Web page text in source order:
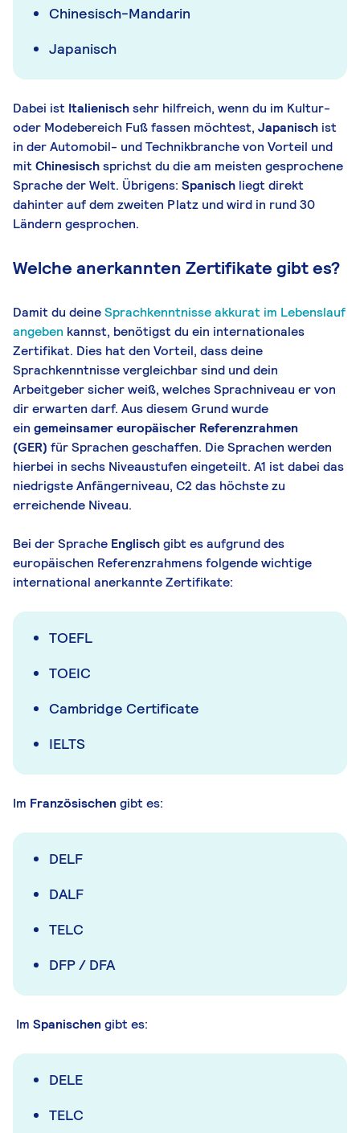
Chinesisch-Mandarin
Japanisch
Dabei ist Italienischsehr hilfreich, wenn du im Kultur-
oder Modebereich Fuß fassen möchtest, Japanisch ist
in der Automobil- und Technikbranche von Vorteil und
mitChinesischsprichst du die am meisten gesprochene
Sprache der Welt. Übrigens: Spanisch liegt direkt
dahinter auf dem zweiten Platz und wird in rund 30
Ländern gesprochen.
Welche anerkannten Zertifikate gibt es?
Damit du deineSprachkenntnisse akkurat im Lebenslauf
angeben kannst, benötigst du ein internationales
Zertifikat. Dies hat den Vorteil, dass deine
Sprachkenntnisse vergleichbar sind und dein
Arbeitgeber sicher weiß, welches Sprachniveau er von
dir erwarten darf. Aus diesem Grund wurde
ein gemeinsamer europäischer Referenzrahmen
(GER) für Sprachen geschaffen. Die Sprachen werden
hierbei in sechs Niveaustufen eingeteilt. A1 ist dabei das
niedrigste Anfängerniveau, C2 das höchste zu
erreichende Niveau.
Bei der Sprache Englischgibt es aufgrund des
europäischen Referenzrahmens folgende wichtige
international anerkannte Zertifikate:
TOEFL
TOEIC
Cambridge Certificate
IELTS
Im Französischengibt es:
DELF
DALF
TELC
DFP / DFA
Im Spanischengibt es:
DELE
TELC